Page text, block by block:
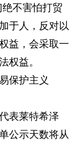
不害怕打贸
于人，反对以
益，会采取一
权益。
保护主义
表莱特希泽
公示天数将从